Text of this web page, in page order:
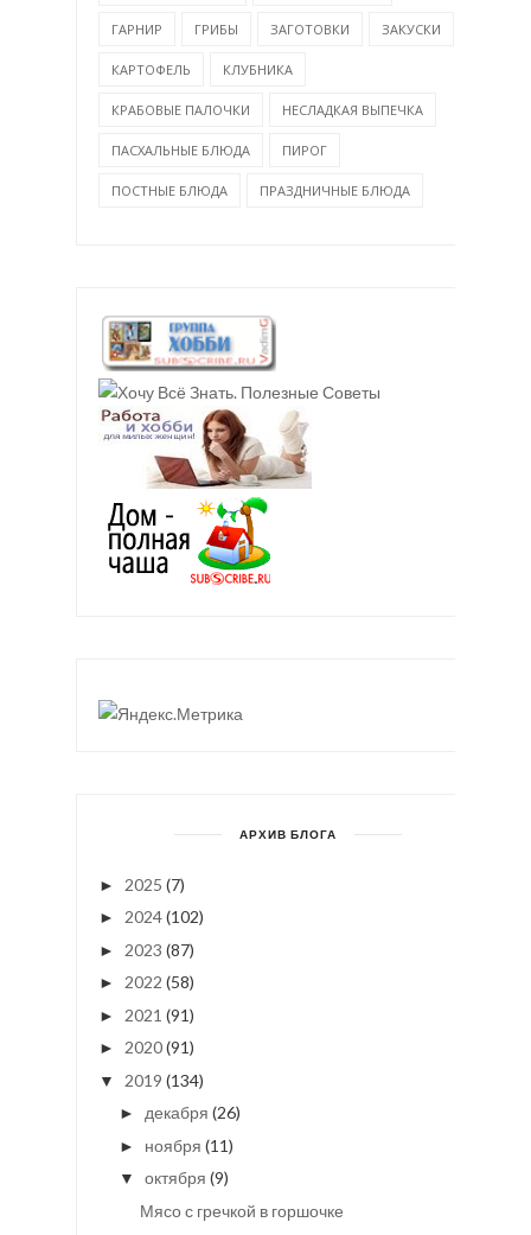
ГАРНИР ГРИБЫ ЗАГОТОВКИ ЗАКУСКИ
КАРТОФЕЛЬ КЛУБНИКА
КРАБОВЫЕ ПАЛОЧКИ НЕСЛАДКАЯ ВЫПЕЧКА
ПАСХАЛЬНЫЕ БЛЮДА ПИРОГ
ПОСТНЫЕ БЛЮДА ПРАЗДНИЧНЫЕ БЛЮДА
АРХИВ БЛОГА
► 2025 (7)
► 2024(102)
► 2023 (87)
► 2022 (58)
► 2021 (91)
► 2020(91)
▼ 2019 (134)
► декабря (26)
► ноября (11)
▼ октября (9)
Мясо с гречкой в горшочке